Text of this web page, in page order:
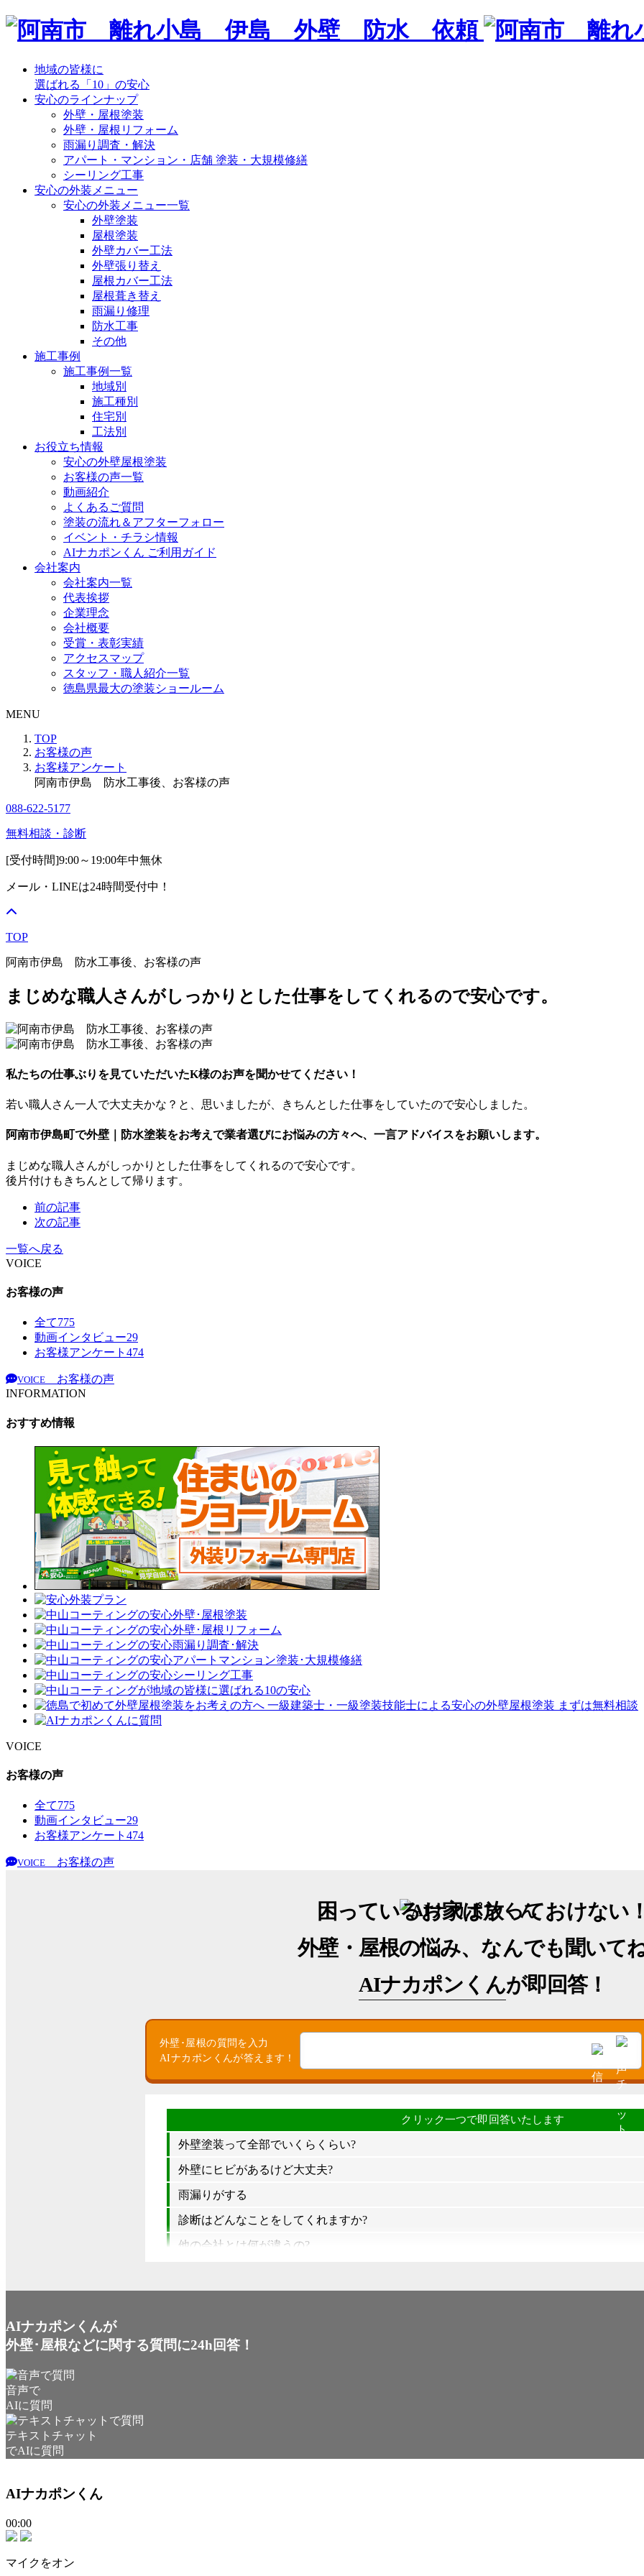
地域の皆様に
選ばれる「10」の安心
安心のラインナップ
外壁・屋根塗装
外壁・屋根リフォーム
雨漏り調査・解決
アパート・マンション・店舗 塗装・大規模修繕
シーリング工事
安心の外装メニュー
安心の外装メニュー一覧
外壁塗装
屋根塗装
外壁カバー工法
外壁張り替え
屋根カバー工法
屋根葺き替え
雨漏り修理
防水工事
その他
施工事例
施工事例一覧
地域別
施工種別
住宅別
工法別
お役立ち情報
安心の外壁屋根塗装
お客様の声一覧
動画紹介
よくあるご質問
塗装の流れ＆アフターフォロー
イベント・チラシ情報
AIナカポンくん ご利用ガイド
会社案内
会社案内一覧
代表挨拶
企業理念
会社概要
受賞・表彰実績
アクセスマップ
スタッフ・職人紹介一覧
徳島県最大の塗装ショールーム
MENU
TOP
お客様の声
お客様アンケート
阿南市伊島 防水工事後、お客様の声
088-622-5177
無料相談・診断
[受付時間]9:00～19:00年中無休
メール・LINEは24時間受付中！
TOP
阿南市伊島 防水工事後、お客様の声
まじめな職人さんがしっかりとした仕事をしてくれるので安心です。
私たちの仕事ぶりを見ていただいたK様のお声を聞かせてください！
若い職人さん一人で大丈夫かな？と、思いましたが、きちんとした仕事をしていたので安心しました。
阿南市伊島町で外壁｜防水塗装をお考えで業者選びにお悩みの方々へ、一言アドバイスをお願いします。
まじめな職人さんがしっかりとした仕事をしてくれるので安心です。
後片付けもきちんとして帰ります。
前の記事
次の記事
一覧へ戻る
VOICE
お客様の声
全て775
動画インタビュー29
お客様アンケート 474
VOICE
お客様の声
INFORMATION
おすすめ情報
VOICE
お客様の声
全て775
動画インタビュー29
お客様アンケート 474
VOICE お客様の声
困っているお家は放っておけない
外壁・屋根の悩み、なんでも聞いて
AIナカポンくんが即回答！
外壁･屋根の質問を入力
AIナカポンくんが答えます！
外壁塗装って全部でいくらくらい?
外壁にヒビがあるけど大丈夫?
雨漏りがする
診断はどんなことをしてくれますか?
他の会社とは何が違うの?
AIナカポンくんが
外壁･屋根などに関する質問に24h回答！
音声で
AIに質問
テキストチャット
でAIに質問
AIナカポンくん
00:00
マイクをオン